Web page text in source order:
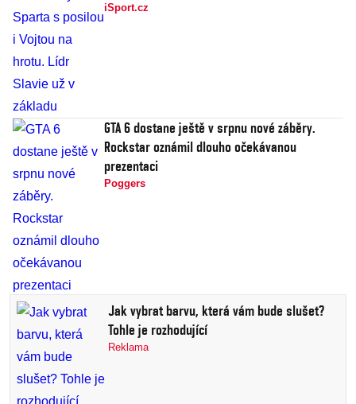
iSport.cz
GTA 6 dostane ještě v srpnu nové záběry.
Rockstar oznámil dlouho očekávanou
prezentaci
Poggers
Jak vybrat barvu, která vám bude slušet?
Tohle je rozhodující
Reklama